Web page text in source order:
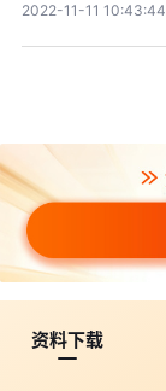
2022-11-11 10:43:44
资料下载